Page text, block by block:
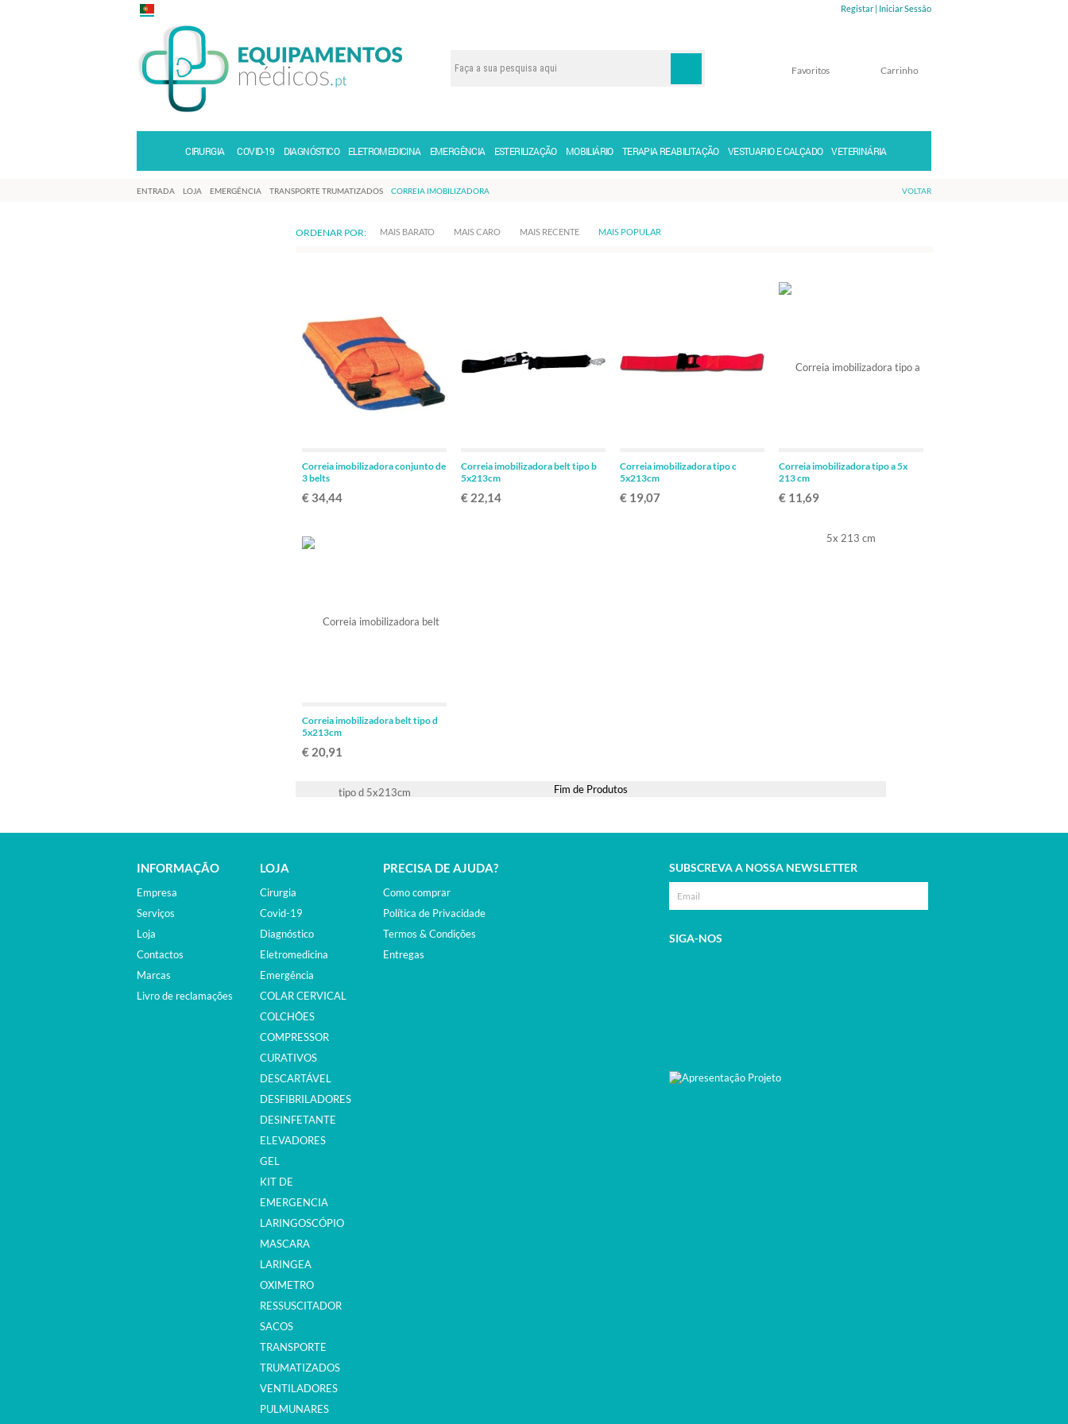
Registar | Iniciar Sessão
Carrinho
Favoritos
CIRURGIA COVID-19 DIAGNÓSTICO ELETROMEDICINA EMERGÊNCIA ESTERILIZAÇÃO MOBILIÁRIO TERAPIA REABILITAÇÃO VESTUARIO E CALÇADO VETERINÁRIA
ENTRADA LOJA EMERGÊNCIA TRANSPORTE TRUMATIZADOS CORREIA IMOBILIZADORA VOLTAR
ORDENAR POR: MAIS BARATO MAIS CARO MAIS RECENTE MAIS POPULAR
Correia imobilizadora conjunto de
3 belts
€ 34,44
Correia imobilizadora belt tipo b
5x213cm
€ 22,14
Correia imobilizadora tipo c
5x213cm
€ 19,07
Correia imobilizadora tipo a 5x
213 cm
€ 11,69
Correia imobilizadora belt tipo d
5x213cm
€ 20,91
Fim de Produtos
INFORMAÇÃO
Empresa
Serviços
Loja
Contactos
Marcas
Livro de reclamações
LOJA
Cirurgia
Covid-19
Diagnóstico
Eletromedicina
Emergência
COLAR CERVICAL
COLCHÕES
COMPRESSOR
CURATIVOS
DESCARTÁVEL
DESFIBRILADORES
DESINFETANTE
ELEVADORES
GEL
KIT DE
EMERGENCIA
LARINGOSCÓPIO
MASCARA
LARINGEA
OXIMETRO
RESSUSCITADOR
SACOS
TRANSPORTE
TRUMATIZADOS
VENTILADORES
PULMUNARES
PRECISA DE AJUDA?
Como comprar
Política de Privacidade
Termos & Condições
Entregas
SUBSCREVA A NOSSA NEWSLETTER
SIGA-NOS